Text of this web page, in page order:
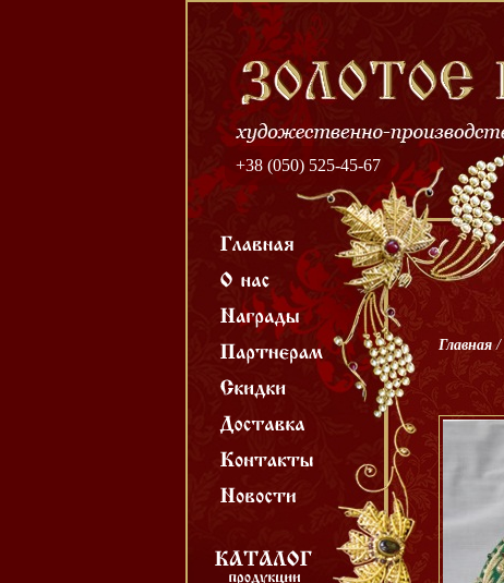
+38 (050) 525-45-67
Главная /